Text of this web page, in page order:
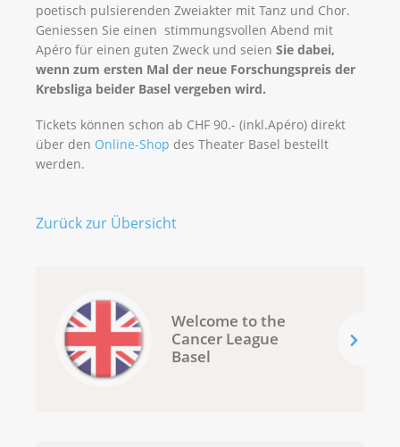
poetisch pulsierenden Zweiakter mit Tanz und Chor.
Geniessen Sie einen stimmungsvollen Abend mit
Apéro für einen guten Zweck und seien Sie dabei,
wenn zum ersten Mal der neue Forschungspreis der
Krebsliga beider Basel vergeben wird.
Tickets können schon ab CHF 90.- (inkl.Apéro) direkt
über den Online-Shop des Theater Basel bestellt
werden.
Zurück zur Übersicht
Welcome to the
Cancer League
Basel